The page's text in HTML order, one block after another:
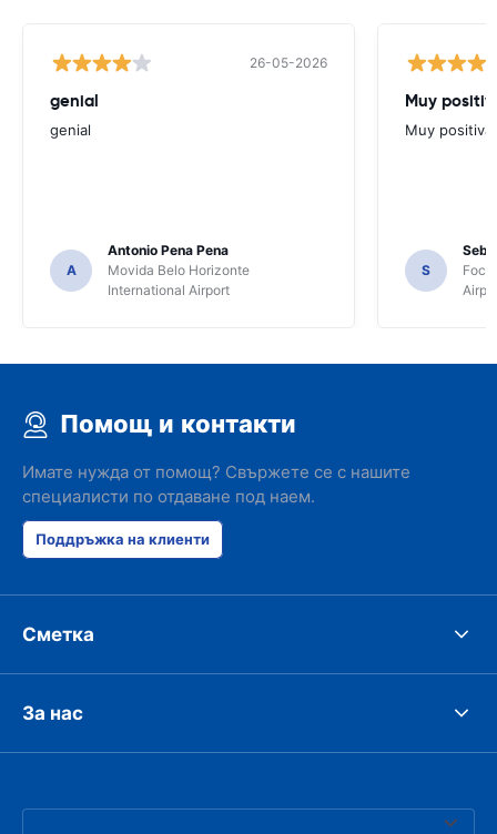
26-05-2026
genial
genial
A
Antonio Pena Pena
Movida Belo Horizonte
International Airport
Muy
Muy positiva
S
Foco
Помощ и контакти
Имате нужда от помощ? Свържете се с нашите
специалисти по отдаване под наем.
Поддръжка на клиенти
Сметка
За нас